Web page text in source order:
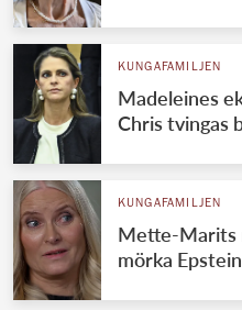
KUNGAFAMILJEN
Madeleines
Chris tvingas
KUNGAFAMILJEN
Mette-Marits
mörka